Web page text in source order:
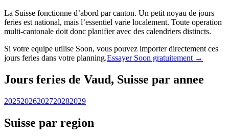
La Suisse fonctionne d’abord par canton. Un petit noyau de jours
feries est national, mais l’essentiel varie localement. Toute operation
multi-cantonale doit donc planifier avec des calendriers distincts.
Si votre equipe utilise Soon, vous pouvez importer directement ces
jours feries dans votre planning.Essayer Soon gratuitement →
Jours feries de Vaud, Suisse par annee
20252026202720282029
Suisse par region